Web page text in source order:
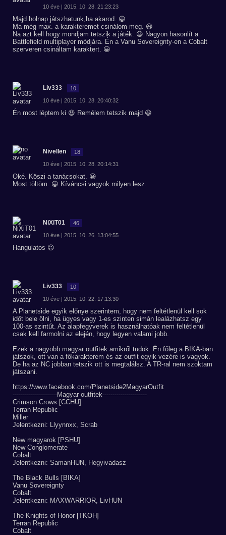
10 éve | 2015. 10. 28. 21:23:23
Majd holnap játszhatunk,ha akarod. 😀
Ma még max. a karakteremet csinálom meg. 😃
Na azt kell hogy mondjam tetszik a játék. 😃 Nagyon hasonlít a
Battlefield multiplayer módjára. Én a Vanu Sovereignty-en a Cobalt
szerveren csináltam karaktert. 😀
Liv333 10
10 éve | 2015. 10. 28. 20:40:32
Én most léptem ki 😆 Remélem tetszik majd 😀
Nivellen 18
10 éve | 2015. 10. 28. 20:14:31
Oké. Köszi a tanácsokat. 😀
Most töltöm. 😀 Kíváncsi vagyok milyen lesz.
NiXiT01 46
10 éve | 2015. 10. 26. 13:04:55
Hangulatos 😉
Liv333 10
10 éve | 2015. 10. 22. 17:13:30
A Planetside egyik előnye szerintem, hogy nem feltétlenül kell sok
időt bele ölni, ha ügyes vagy 1-es szinten simán lealázhatsz egy
100-as szintűt. Az alapfegyverek is használhatóak nem feltétlenül
csak kell farmolni az elején, hogy legyen valami jobb.
Ezek a nagyobb magyar outfitek amikről tudok. Én főleg a BIKA-ban
játszok, ott van a főkarakterem és az outfit egyik vezére is vagyok.
De ha az NC jobban tetszik ott is megtalálsz. A TR-ral nem szoktam
játszani.
https://www.facebook.com/Planetside2MagyarOutfit
----------------------Magyar outfitek----------------------
Crimson Crows [CCHU]
Terran Republic
Miller
Jelentkezni: Llyynnxx, Scrab
New magyarok [PSHU]
New Conglomerate
Cobalt
Jelentkezni: SamanHUN, Hegyivadasz
The Black Bulls [BIKA]
Vanu Sovereignty
Cobalt
Jelentkezni: MAXWARRIOR, LivHUN
The Knights of Honor [TKOH]
Terran Republic
Cobalt